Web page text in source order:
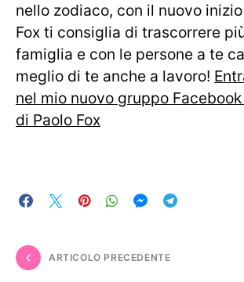
nello zodiaco, con il nuovo
Fox ti consiglia di trascorrere
famiglia e con le persone a te
meglio di te anche a lavoro!
nel mio nuovo gruppo
di Paolo Fox
ARTICOLO PRECEDENTE